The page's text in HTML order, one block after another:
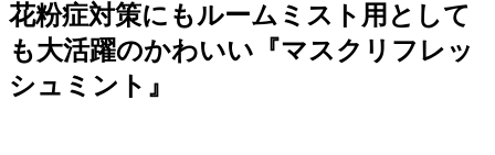
花粉症対策にもルームミスト用として
も大活躍のかわいい『マスクリフレッ
シュミント』